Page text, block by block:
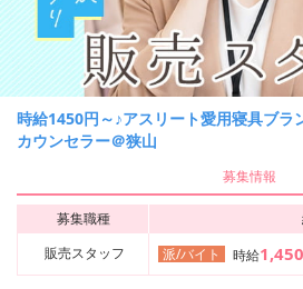
時給1450円～♪アスリート愛用寝具ブラ
カウンセラー＠狭山
募集情報
募集職種
販売スタッフ
派/バイト 時給1,450